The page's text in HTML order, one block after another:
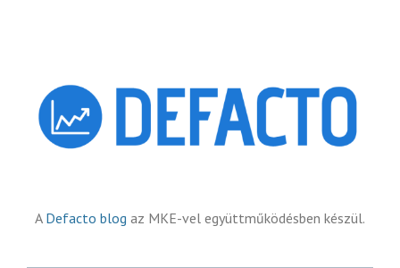
A Defacto blog az MKE-vel együttműködésben készül.